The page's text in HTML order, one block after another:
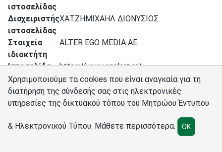
ιστοσελίδας
Διαχειριστής
ιστοσελίδας
ΧΑΤΖΗΜΙΧΑΗΛ ΔΙΟΝΥΣΙΟΣ
Στοιχεία
ιδιοκτήτη
ALTER EGO MEDIA AE .
Ιστοσελίδα https://www.onalert.gr/
Ρυθμίσεις cookies
Χρησιμοποιούμε τα cookies που είναι αναγκαία για τη
διατήρηση της σύνδεσής σας στις ηλεκτρονικές
υπηρεσίες της δικτυακού τόπου του Μητρώου Έντυπου
& Ηλεκτρονικού Τύπου. Μάθετε περισσότερα. OK